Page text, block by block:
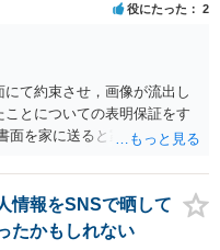
役にたった 2
て約束させ，画像が流出し
とについての表明保証をす
面を家に送ると家族に不貞行
と思われます。
情報をSNSで晒して
たかもしれない